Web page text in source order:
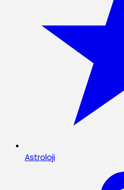
Astroloji